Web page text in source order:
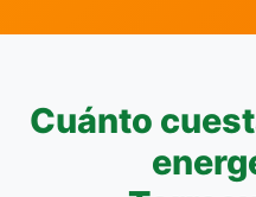
Cuánto